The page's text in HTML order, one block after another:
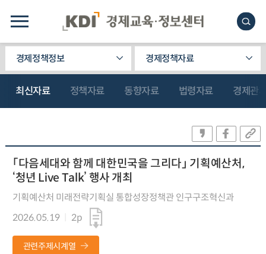
경제정책정보 경제정책자료
최신자료 정책자료 동향자료 법령자료 경제관
「다음세대와 함께 대한민국을 그리다」 기획예산처,
‘청년 Live Talk’ 행사 개최
기획예산처 미래전략기획실 통합성장정책관 인구구조혁신과
2026.05.19
2p
관련주제시계열